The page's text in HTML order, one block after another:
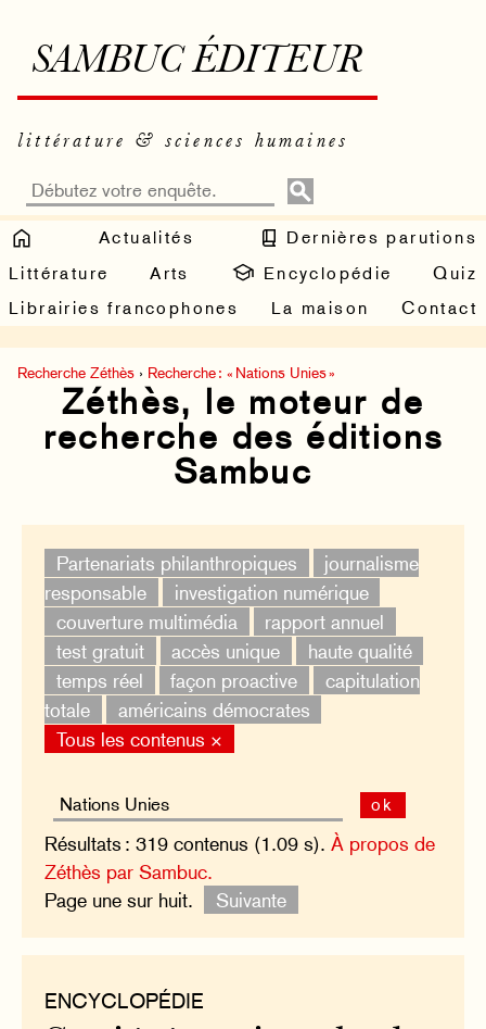
SAMBUC ÉDITEUR
littérature & sciences humaines
Actualités
Dernières parutions
Littérature
Arts Encyclopédie
Quiz
Librairies francophones
La maison Contact
Recherche Zéthès › Recherche : « Nations Unies »
Zéthès, le moteur de
recherche des éditions
Sambuc
Partenariats philanthropiques
journalisme
responsable
investigation numérique
couverture multimédia
rapport annuel
test gratuit
accès unique
haute qualité
temps réel
façon proactive
capitulation
totale
américains démocrates
Tous les contenus ×
ok
Résultats : 319 contenus (1.09 s).À propos de
Zéthès par Sambuc.
Page une sur huit.
Suivante
ENCYCLOPÉDIE